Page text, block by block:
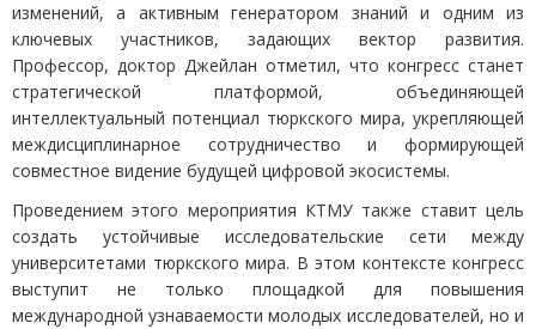
изменений, а активным генератором знаний и одним из
ключевых участников, задающих вектор развития.
Профессор, доктор Джейлан отметил, что конгресс станет
стратегической платформой, объединяющей
интеллектуальный потенциал тюркского мира, укрепляющей
междисциплинарное сотрудничество и формирующей
совместное видение будущей цифровой экосистемы.
Проведением этого мероприятия КТМУ также ставит цель
создать устойчивые исследовательские сети между
университетами тюркского мира. В этом контексте конгресс
выступит не только площадкой для повышения
международной узнаваемости молодых исследователей, но и